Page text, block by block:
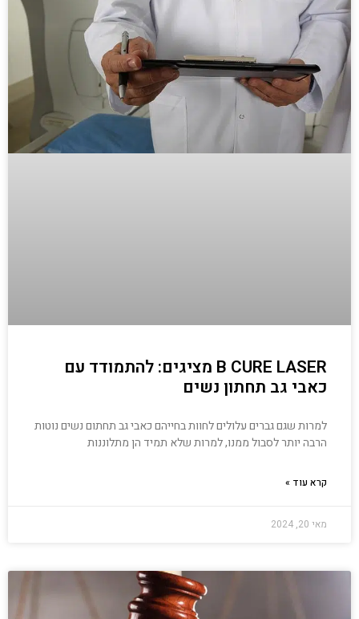
B CURE LASER מציגים: להתמודד עם
כאבי גב תחתון נשים
למרות שגם גברים עלולים לחוות בחייהם כאבי גב תחתום נשים נוטות
הרבה יותר לסבול ממנו, למרות שלא תמיד הן מתלוננות
קרא עוד »
מאי 20, 2024